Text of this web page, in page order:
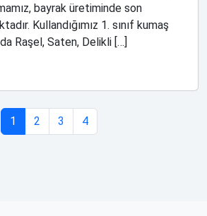
bayrak üretiminde son
Kullandığımız 1. sınıf kumaş
Raşel, Saten, Delikli […]
Geçerli Sayfa
1 Sayfa
2 Sayfa
3 Sayfa
4